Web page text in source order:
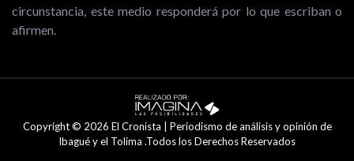
circunstancia, este medio responderá por lo que escriban o
afirmen.
Copyright © 2026 El Cronista | Periodismo de análisis y opinión de
Ibagué y el Tolima .Todos los Derechos Reservados